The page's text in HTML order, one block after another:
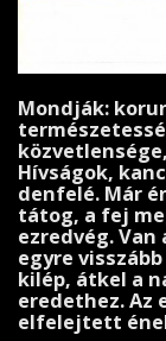
Mondják:
Hívságok,
denfelé. Már
tátog, a fej
ezredvég.
egyre
kilép, átkel a
eredethez. Az
elfelejtett